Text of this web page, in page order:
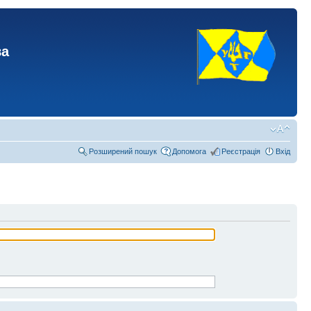
Розширений пошук Допомога Реєстрація Вхід